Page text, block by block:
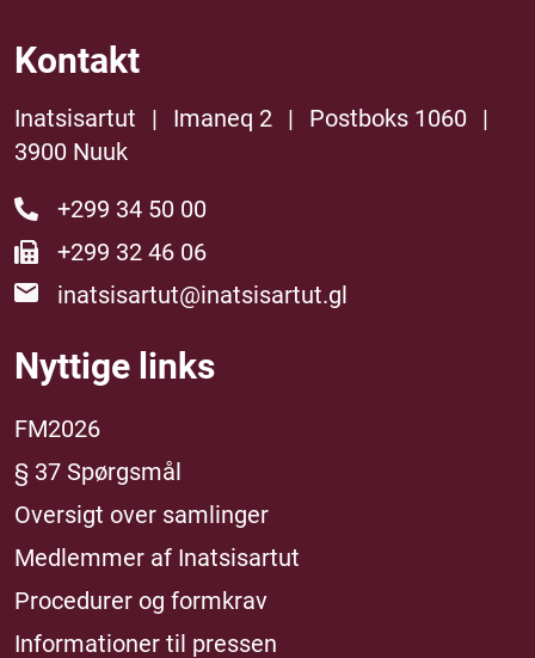
Kontakt
Inatsisartut | Imaneq 2 | Postboks 1060
|
3900 Nuuk
+299 34 50 00
+299 32 46 06
inatsisartut@inatsisartut.gl
Nyttige links
FM2026
§ 37 Spørgsmål
Oversigt over samlinger
Medlemmer af Inatsisartut
Procedurer og formkrav
Informationer til pressen